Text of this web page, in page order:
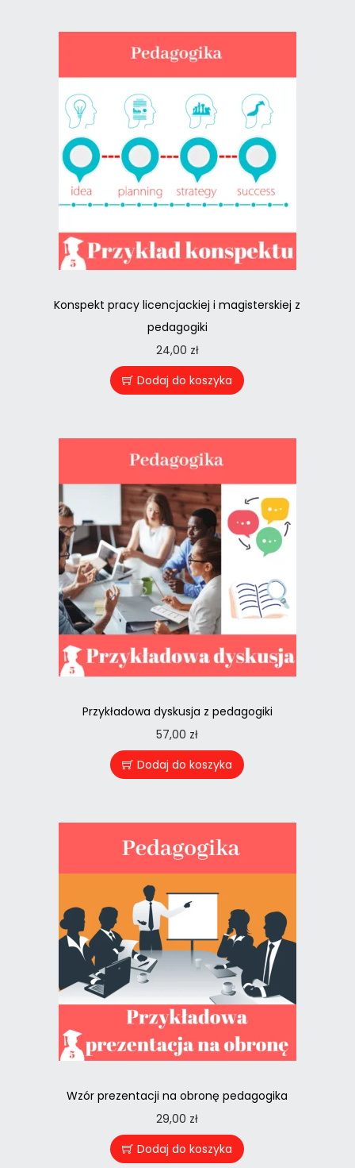
Konspekt pracy licencjackiej i magisterskiej z
pedagogiki
24,00 zł
Dodaj do koszyka
Przykładowa dyskusja z pedagogiki
57,00 zł
Dodaj do koszyka
Wzór prezentacji na obronę pedagogika
29,00 zł
Dodaj do koszyka